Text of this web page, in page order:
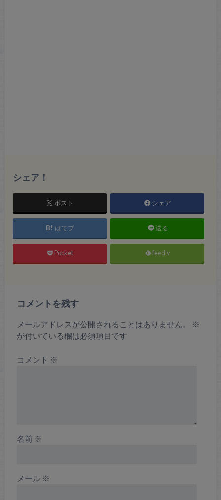
シェア！
ポスト シェア
はてブ 送る
Pocket feedly
コメントを残す
メールアドレスが公開されることはありません。
※
が付いている欄は必須項目です
コメント ※
名前 ※
メール ※